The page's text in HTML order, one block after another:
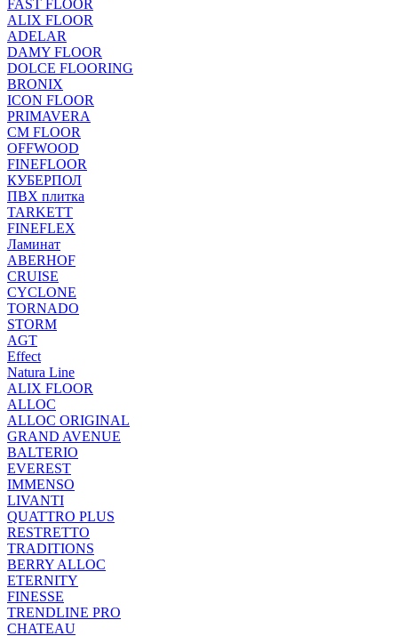
FAST FLOOR
ALIX FLOOR
ADELAR
DAMY FLOOR
DOLCE FLOORING
BRONIX
ICON FLOOR
PRIMAVERA
CM FLOOR
OFFWOOD
FINEFLOOR
КУБЕРПОЛ
ПВХ плитка
TARKETT
FINEFLEX
Ламинат
ABERHOF
CRUISE
CYCLONE
TORNADO
STORM
AGT
Effect
Natura Line
ALIX FLOOR
ALLOC
ALLOC ORIGINAL
GRAND AVENUE
BALTERIO
EVEREST
IMMENSO
LIVANTI
QUATTRO PLUS
RESTRETTO
TRADITIONS
BERRY ALLOC
ETERNITY
FINESSE
TRENDLINE PRO
CHATEAU